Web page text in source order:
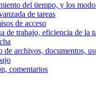
del tiempo, y los
de tareas
de acceso
de trabajo, eficiencia de la
archivos, documentos,
comentarios